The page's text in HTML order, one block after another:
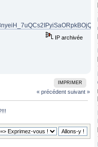
IP archivée
IMPRIMER
« précédent suivant »